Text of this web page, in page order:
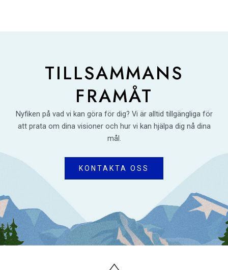
TILLSAMMANS
FRAMÅT
Nyfiken på vad vi kan göra för dig? Vi är alltid tillgängliga för
att prata om dina visioner och hur vi kan hjälpa dig nå dina
mål.
KONTAKTA OSS